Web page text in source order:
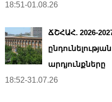
18:51-01.08.26
ՃՇՀԱՀ. 2026-
արդյունքները
18:52-31.07.26